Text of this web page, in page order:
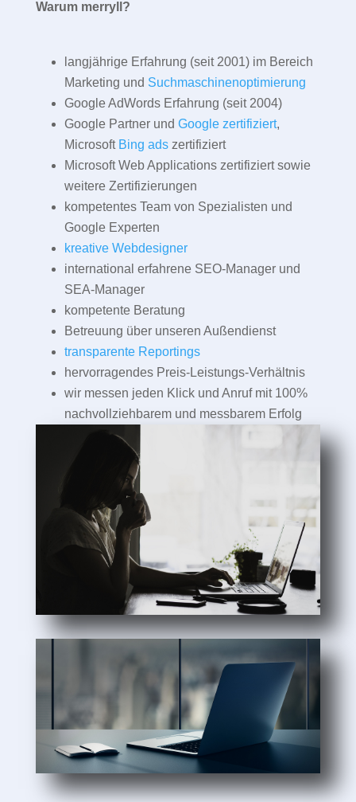
Warum merryll?
langjährige Erfahrung (seit 2001) im Bereich
Marketing und Suchmaschinenoptimierung
Google AdWords Erfahrung (seit 2004)
Google Partner und Google zertifiziert,
Microsoft Bing adszertifiziert
Microsoft Web Applications zertifiziert sowie
weitere Zertifizierungen
kompetentes Team von Spezialisten und
Google Experten
kreative Webdesigner
international erfahrene SEO-Manager und
SEA-Manager
kompetente Beratung
Betreuung über unseren Außendienst
transparente Reportings
hervorragendes Preis-Leistungs-Verhältnis
wir messen jeden Klick und Anruf mit 100%
nachvollziehbarem und messbarem Erfolg